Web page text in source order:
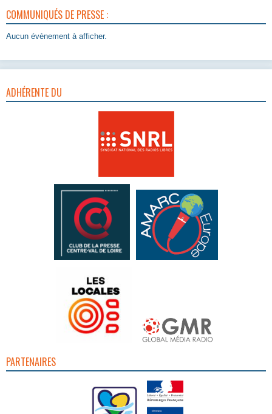
COMMUNIQUÉS DE PRESSE :
Aucun évènement à afficher.
ADHÉRENTE DU
PARTENAIRES